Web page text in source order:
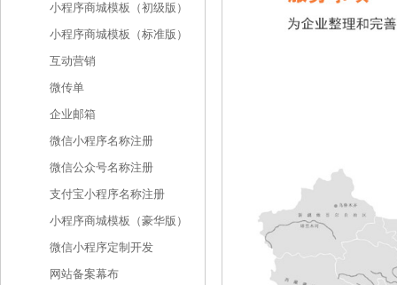
小程序商城模板（初级版）
小程序商城模板（标准版）
互动营销
微传单
企业邮箱
微信小程序名称注册
微信公众号名称注册
支付宝小程序名称注册
小程序商城模板（豪华版）
微信小程序定制开发
网站备案幕布